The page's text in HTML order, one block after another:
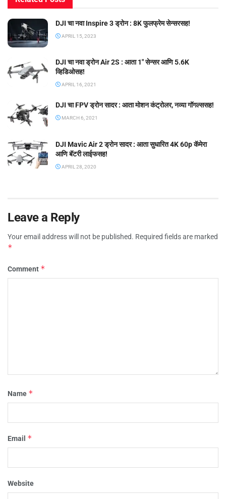
DJI चा नवा Inspire 3 ड्रोन : 8K फुलफ्रेम सेन्सरसह!
APRIL 15, 2023
DJI चा नवा ड्रोन Air 2S : आता 1″ सेन्सर आणि 5.6K
व्हिडिओसह!
APRIL 16, 2021
DJI चा FPV ड्रोन सादर : आता मोशन कंट्रोलर, नव्या गॉगल्ससह!
MARCH 6, 2021
DJI Mavic Air 2 ड्रोन सादर : आता सुधारित 4K 60p कॅमेरा
आणि बॅटरी लाईफसह!
APRIL 28, 2020
Leave a Reply
Your email address will not be published. Required fields are marked
*
Comment *
Name *
Email *
Website